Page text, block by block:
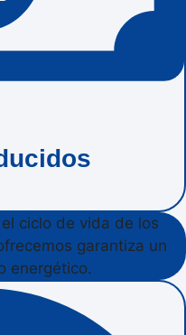
ciclo de vida de los
garantiza un
energético.